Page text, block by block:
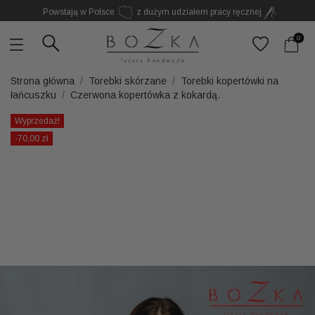
Powstają w Polsce z dużym udziałem pracy ręcznej
Twój znak rozpoznawczy. Nie kolejny dodatek 0
Strona główna Torebki skórzane
Torebki kopertówki na
łańcuszku
Czerwona kopertówka z kokardą.
Wyprzedaż!
-70,00 zł